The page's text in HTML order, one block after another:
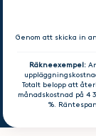
Genom att skicka in
Räkneexempel:
Totalt belopp att
månadskostnad på 4
%.